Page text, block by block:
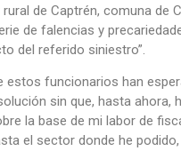
de Captrén, comuna de
de falencias y
del referido siniestro”.
estos funcionarios han
sin que, hasta ahora,
la base de mi labor de
el sector donde he